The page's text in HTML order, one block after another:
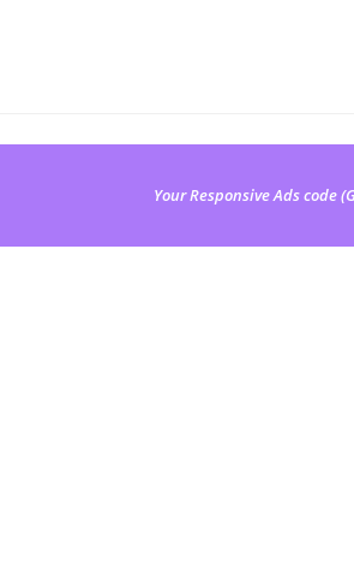
Your Responsive Ads code